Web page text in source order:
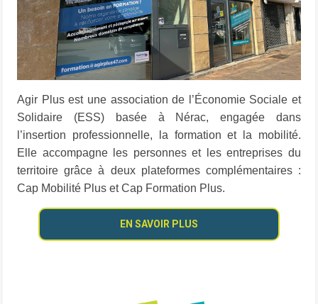
Agir Plus est une association de l’Économie Sociale et
Solidaire (ESS) basée à Nérac, engagée dans
l’insertion professionnelle, la formation et la mobilité.
Elle accompagne les personnes et les entreprises du
territoire grâce à deux plateformes complémentaires :
Cap Mobilité Plus et Cap Formation Plus.
EN SAVOIR PLUS